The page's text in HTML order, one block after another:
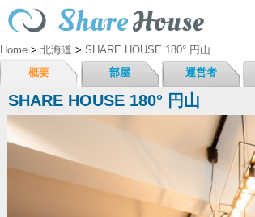
Home > 北海道 > SHARE HOUSE 180° 円山
概要
部屋 運営者
SHARE HOUSE 180° 円山